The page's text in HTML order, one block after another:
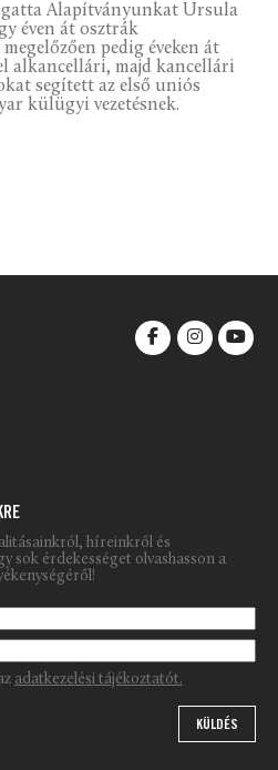
Alapítványunkat Ursula
éven át osztrák
pedig éveken át
alkancellári, majd kancellári
segített az első uniós
külügyi vezetésnek.
híreinkről és
sok érdekességet olvashasson a
adatkezelési tájékoztatót.